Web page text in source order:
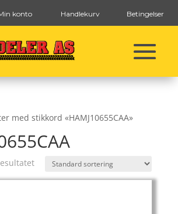
konto Handlekurv Betingelser
med stikkord «HAMJ10655CAA»